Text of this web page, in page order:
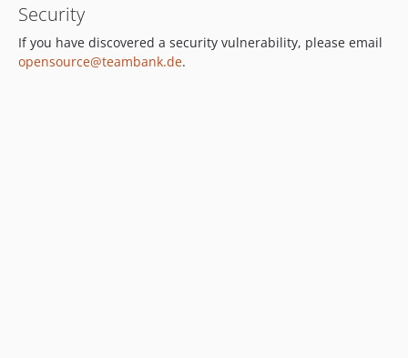
Security
If you have discovered a security vulnerability, please email
opensource@teambank.de.